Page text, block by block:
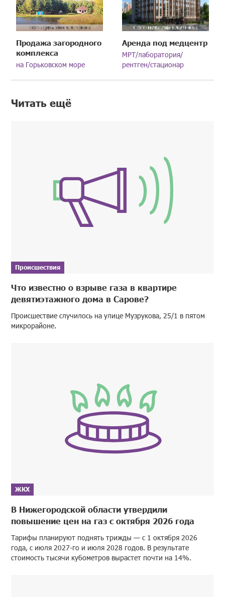
Продажа загородного
комплекса
на Горьковском море
Аренда под медцентр
МРТ/лаборатория/
рентген/стационар
Читать ещё
Происшествия
Что известно о взрыве газа в квартире
девятиэтажного дома в Сарове?
Происшествие случилось на улице Музрукова, 25/1 в пятом
микрорайоне.
ЖКХ
В Нижегородской области утвердили
повышение цен на газ с октября 2026 года
Тарифы планируют поднять трижды — с 1 октября 2026
года, с июля 2027-го и июля 2028 годов. В результате
стоимость тысячи кубометров вырастет почти на 14%.